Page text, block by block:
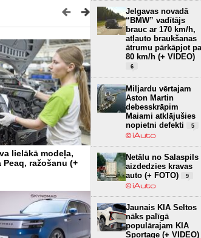
lielākā modeļa,
ražošanu (+
250 tonnas virs galvas -
Zinātnes sala un Baltijā
planetārijs (+ FOTO)
Jelgavas novadā
“BMW” vadītājs
brauc ar 170 km/h,
atļauto braukšanas
ātrumu pārkāpjot
80 km/h (+ VIDEO)
6
Miljardu vērtajam
Aston Martin
debesskrāpim
Maiami atklājušies
nopietni defekti
5
Netālu no Salaspils
aizdedzies kravas
auto (+ FOTO)
9
Jaunais KIA Seltos
nāks palīgā
populārajam KIA
Sportage (+ VIDEO)